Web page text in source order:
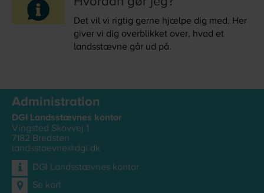
Det vil vi rigtig gerne hjælpe dig med. Her
giver vi dig overblikket over, hvad et
landsstævne går ud på.
Administration
DGI Landsstævnes kontor
Vingsted Skovvej 1
7182 Bredsten
landsstaevne@dgi.dk
DGI Landsstævnes kontor
Se kort